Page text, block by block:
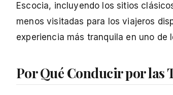
Escocia, incluyendo los sitios
menos visitadas para los viajeros
experiencia más tranquila en uno de
Por Qué Conducir por las